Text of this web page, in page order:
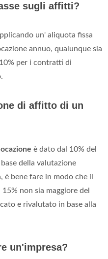
sugli affitti?
un' aliquota fissa
annuo, qualunque sia
per i contratti di
di affitto di un
è dato dal 10% del
della valutazione
è bene fare in modo che il
non sia maggiore del
e rivalutato in base alla
un'impresa?